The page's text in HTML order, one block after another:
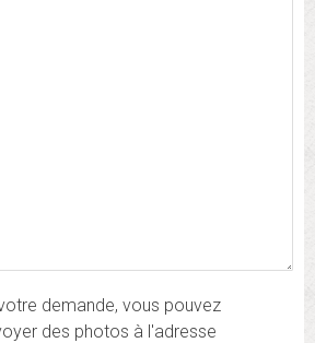
demande, vous pouvez
des photos à l'adresse